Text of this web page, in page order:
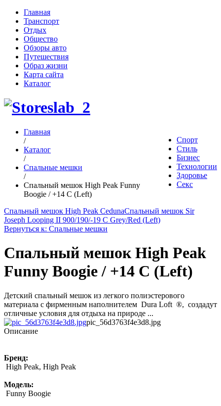
Главная
Транспорт
Отдых
Общество
Обзоры авто
Путешествия
Образ жизни
Карта сайта
Каталог
Спорт
Стиль
Бизнес
Технологии
Здоровье
Секс
Главная
/
Каталог
/
Спальные мешки
/
Спальный мешок High Peak Funny
Boogie / +14 C (Left)
Спальный мешок High Peak CedunaСпальный мешок Sir
Joseph Looping II 900/190/-19 C Grey/Red (Left)
Вернуться к: Спальные мешки
Спальный мешок High Peak
Funny Boogie / +14 C (Left)
Детский спальный мешок из легкого полиэстерового
материала с фирменным наполнителем Dura Loft ®, создадут
отличные условия для отдыха на природе ...
pic_56d3763f4e3d8.jpg
Описание
Бренд:
High Peak, High Peak
Модель:
Funny Boogie